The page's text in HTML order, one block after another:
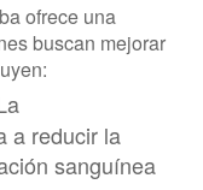
ofrece una
buscan mejorar
a reducir la
sanguínea